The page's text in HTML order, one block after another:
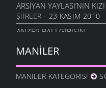
ARSIYAN YAYLASI’NIN KIZI
ŞIIRLER - 23 KASIM 2010
ANZER BALI GIBISIN
SEVERIM İSTANBULU
ŞIIRLER- 14 EKIM 2010
MANILER
MANILER KATEGORISI